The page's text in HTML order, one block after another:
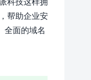
帮助企业安
全面的域名